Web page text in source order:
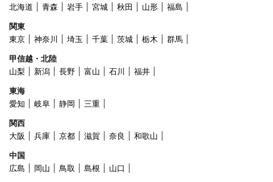
北海道
青森 岩手 宮城 秋田 山形
福島
関東
東京
神奈川 埼玉 千葉 茨城 栃木
群馬
甲信越・北陸
山梨
新潟 長野 富山 石川
福井
東海
愛知
岐阜 静岡
三重
関西
大阪
兵庫 京都 滋賀 奈良
和歌山
中国
広島
岡山 鳥取 島根
山口